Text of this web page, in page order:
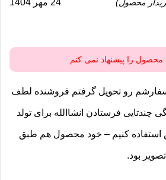
محصول)
محصول را پیشنهاد نمی کنم
رو تحویل گرفتم فروشنده لطف
چندتایی فرستادن انشاالله برای تولد
استفاده کنیم – خود محصول هم طبق
بود.